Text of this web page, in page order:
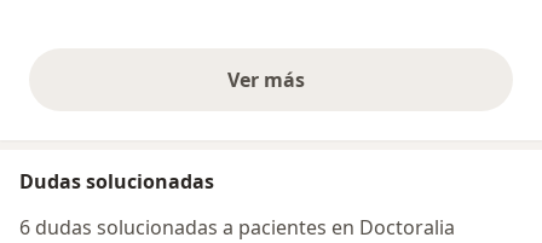
Ver másopiniones anteriores
Dudas solucionadas
6 dudas solucionadas a pacientes en Doctoralia